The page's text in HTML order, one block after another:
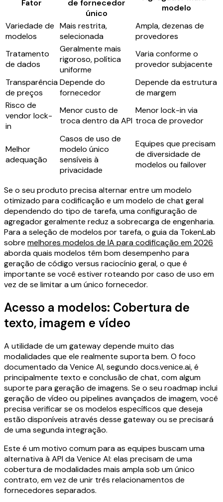
Fator
de fornecedor
único
modelo
Variedade de
modelos
Mais restrita,
selecionada
Ampla, dezenas de
provedores
Tratamento
de dados
Geralmente mais
rigoroso, política
uniforme
Varia conforme o
provedor subjacente
Transparência
de preços
Depende do
fornecedor
Depende da estrutura
de margem
Risco de
vendor lock-
in
Menor custo de
troca dentro da API
Menor lock-in via
troca de provedor
Melhor
adequação
Casos de uso de
modelo único
sensíveis à
privacidade
Equipes que precisam
de diversidade de
modelos ou failover
Se o seu produto precisa alternar entre um modelo
otimizado para codificação e um modelo de chat geral
dependendo do tipo de tarefa, uma configuração de
agregador geralmente reduz a sobrecarga de engenharia.
Para a seleção de modelos por tarefa, o guia da TokenLab
sobre melhores modelos de IA para codificação em 2026
aborda quais modelos têm bom desempenho para
geração de código versus raciocínio geral, o que é
importante se você estiver roteando por caso de uso em
vez de se limitar a um único fornecedor.
Acesso a modelos: Cobertura de
texto, imagem e vídeo
A utilidade de um gateway depende muito das
modalidades que ele realmente suporta bem. O foco
documentado da Venice AI, segundo docs.venice.ai, é
principalmente texto e conclusão de chat, com algum
suporte para geração de imagens. Se o seu roadmap inclui
geração de vídeo ou pipelines avançados de imagem, você
precisa verificar se os modelos específicos que deseja
estão disponíveis através desse gateway ou se precisará
de uma segunda integração.
Este é um motivo comum para as equipes buscam uma
alternativa à API da Venice AI: elas precisam de uma
cobertura de modalidades mais ampla sob um único
contrato, em vez de unir três relacionamentos de
fornecedores separados.